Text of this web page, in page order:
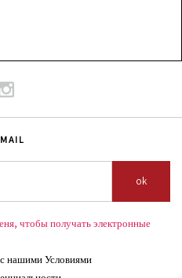
ok
чтобы получать электронные
с нашими Условиями